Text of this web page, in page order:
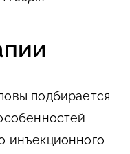
подбирается
инъекционного